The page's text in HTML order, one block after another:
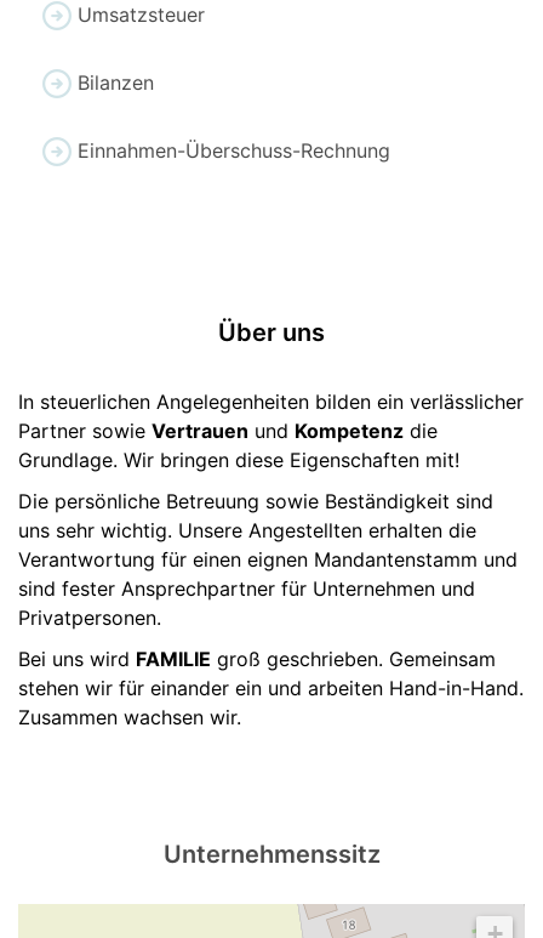
Umsatzsteuer
Bilanzen
Einnahmen-Überschuss-Rechnung
Über uns
In steuerlichen Angelegenheiten bilden ein verlässlicher
Partner sowie Vertrauen und Kompetenz die
Grundlage. Wir bringen diese Eigenschaften mit!
Die persönliche Betreuung sowie Beständigkeit sind
uns sehr wichtig. Unsere Angestellten erhalten die
Verantwortung für einen eignen Mandantenstamm und
sind fester Ansprechpartner für Unternehmen und
Privatpersonen.
Bei uns wird FAMILIE groß geschrieben. Gemeinsam
stehen wir für einander ein und arbeiten Hand-in-Hand.
Zusammen wachsen wir.
Unternehmenssitz